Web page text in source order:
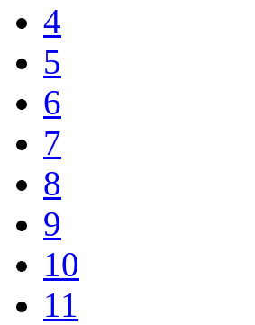
4
5
6
7
8
9
10
11